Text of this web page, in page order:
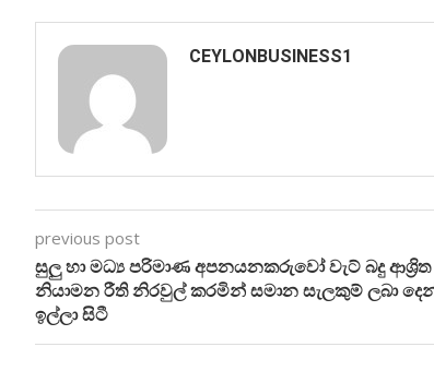
CEYLONBUSINESS1
previous post
සුලු හා මධ්‍ය පරිමාණ අපනයනකරුවෝ වැට් බදු ආශ්‍රිත
නියාමන රීති නිරවුල් කරමින් සමාන සැලකුම් ලබා
ඉල්ලා සිටී